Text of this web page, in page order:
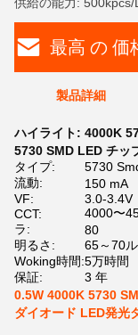
最高 の 価
製品詳細
ハイライト: 4000K
5730 SMD LED チッ
タイプ:
5730
流動:
150 mA
VF:
3.0-3.4V
CCT:
4000〜
ラ:
80
明るさ:
65～70
Woking時間:5万時間
保証:
3 年
0.5W 4000K 5730
ダイオード LED発光